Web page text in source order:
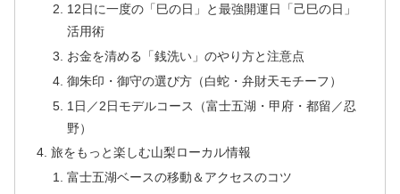
12日に一度の「巳の日」と最強開運日「己巳の日」
活用術
お金を清める「銭洗い」のやり方と注意点
御朱印・御守の選び方（白蛇・弁財天モチーフ）
1日／2日モデルコース（富士五湖・甲府・都留／忍
野）
旅をもっと楽しむ山梨ローカル情報
富士五湖ベースの移動＆アクセスのコツ